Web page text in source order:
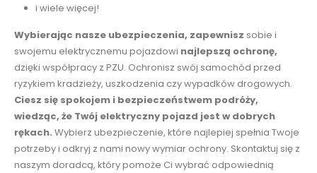
i wiele więcej!
Wybierając nasze ubezpieczenia, zapewnisz sobie i
swojemu elektrycznemu pojazdowi najlepszą ochronę,
dzięki współpracy z PZU. Ochronisz swój samochód przed
ryzykiem kradzieży, uszkodzenia czy wypadków drogowych.
Ciesz się spokojem i bezpieczeństwem podróży,
wiedząc, że Twój elektryczny pojazd jest w dobrych
rękach. Wybierz ubezpieczenie, które najlepiej spełnia Twoje
potrzeby i odkryj z nami nowy wymiar ochrony. Skontaktuj się z
naszym doradcą, który pomoże Ci wybrać odpowiednią